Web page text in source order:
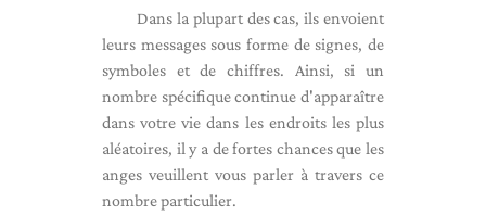
Dans la plupart des cas, ils envoient
leurs messages sous forme de signes, de
symboles et de chiffres. Ainsi, si un
nombre spécifique continue d'apparaître
dans votre vie dans les endroits les plus
aléatoires, il y a de fortes chances que les
anges veuillent vous parler à travers ce
nombre particulier.